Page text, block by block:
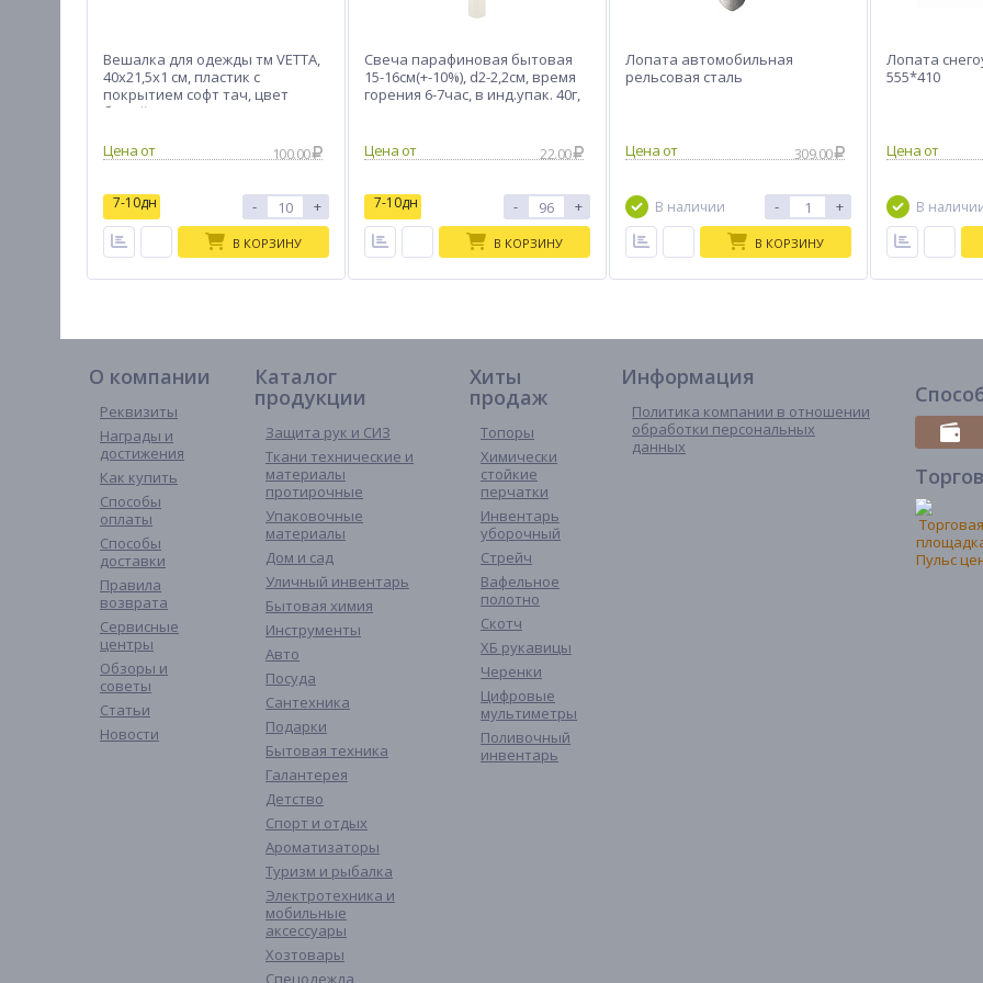
Вешалка для одежды тм VETTA,
40х21,5х1 см, пластик с
покрытием софт тач, цвет
белый
100.00
7-10дн - +
В КОРЗИНУ
Свеча парафиновая бытовая
15-16см(+-10%), d2-2,2см, время
горения 6-7час, в инд.упак. 40г,
22.00
7-10дн - +
В КОРЗИНУ
Лопата автомобильная
рельсовая сталь
309.00
В наличии - +
В КОРЗИНУ
Лопата
555*410
В
О компании
Реквизиты
Награды и
достижения
Как купить
Способы
оплаты
Способы
доставки
Правила
возврата
Сервисные
центры
Обзоры и
советы
Статьи
Новости
Каталог
продукции
Защита рук и СИЗ
Ткани технические и
материалы
протирочные
Упаковочные
материалы
Дом и сад
Уличный инвентарь
Бытовая химия
Инструменты
Авто
Посуда
Сантехника
Подарки
Бытовая техника
Галантерея
Детство
Спорт и отдых
Ароматизаторы
Туризм и рыбалка
Электротехника и
мобильные
аксессуары
Хозтовары
Спецодежда
Хиты
продаж
Топоры
Химически
стойкие
перчатки
Инвентарь
уборочный
Стрейч
Вафельное
полотно
Скотч
ХБ рукавицы
Черенки
Цифровые
мультиметры
Поливочный
инвентарь
Информация
Политика компании в отношении
обработки персональных
данных